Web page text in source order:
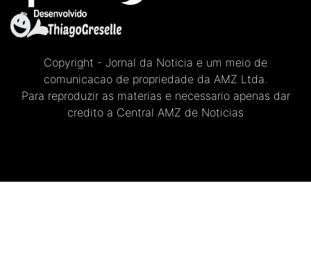
Copyright - Jornal da Noticia e um meio de
comunicacao de propriedade da AMZ Ltda.
Para reproduzir as materias e necessario apenas dar
credito a Central AMZ de Noticias